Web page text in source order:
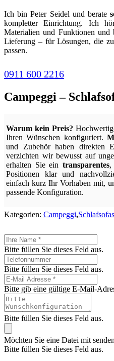
Ich bin Peter Seidel und berate
kompletter Einrichtung. Ich
Materialien und Funktionen
Lieferung – für Lösungen, die
passen.
0911 600 2216
Campeggi –
Warum kein Preis?
Ihren Wünschen konfiguriert.
und Zubehör haben direkten
verzichten wir bewusst auf
erhalten Sie eintransparentes,
Positionen klar und
einfach kurz Ihr Vorhaben mit,
passende Konfiguration.
Kategorien: Campeggi,Schlafsofas
Bitte füllen Sie dieses Feld aus.
Bitte füllen Sie dieses Feld aus.
Bitte gib eine gültige E-Mail-
Bitte füllen Sie dieses Feld aus.
Möchten Sie eine Datei mit
Bitte füllen Sie dieses Feld aus.